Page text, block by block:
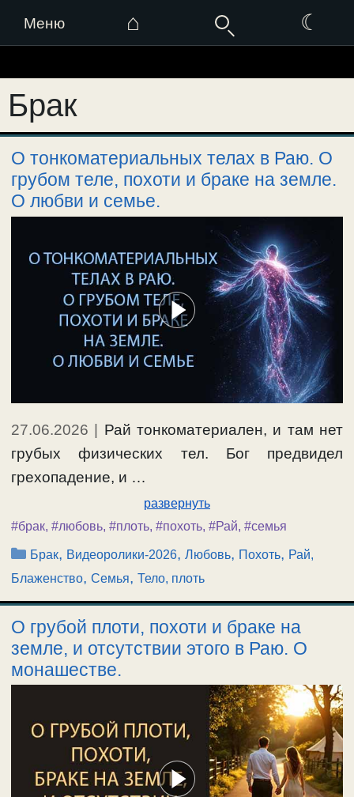
Меню ⌂ ☾
к
содержимому
Брак
О тонкоматериальных телах в Раю. О
грубом теле, похоти и браке на земле.
О любви и семье.
27.06.2026 | Рай тонкоматериален, и там нет
грубых физических тел. Бог предвидел
грехопадение, и …
развернуть
#брак, #любовь, #плоть, #похоть, #Рай, #семья
Рубрики
Брак, Видеоролики-2026,Любовь, Похоть, Рай,
Блаженство, Семья, Тело, плоть
О грубой плоти, похоти и браке на
земле, и отсутствии этого в Раю. О
монашестве.